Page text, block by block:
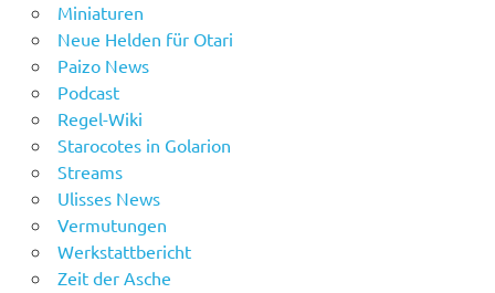
Miniaturen
Neue Helden für Otari
Paizo News
Podcast
Regel-Wiki
Starocotes in Golarion
Streams
Ulisses News
Vermutungen
Werkstattbericht
Zeit der Asche